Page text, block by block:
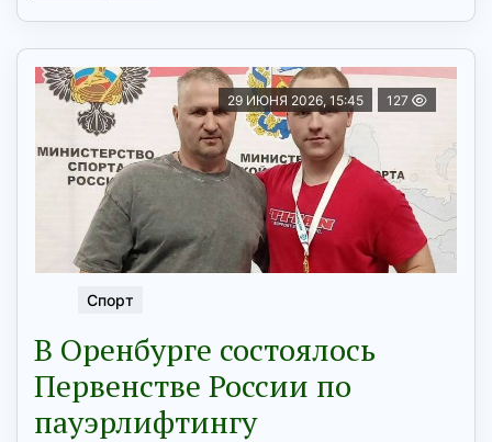
29 ИЮНЯ 2026, 15:45 127
Спорт
В Оренбурге состоялось
Первенстве России по
пауэрлифтингу